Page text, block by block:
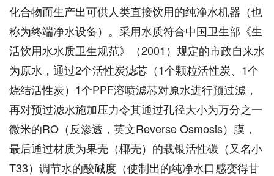
化合物而生产出可供人类直接饮用的纯净水机器（也
称为终端净水设备）。采用水质符合中国卫生部《生
活饮用水水质卫生规范》（2001）规定的市政自来水
为原水，通过2个活性炭滤芯（1个颗粒活性炭、1个
烧结活性炭）1个PPF溶喷滤芯对原水进行预过滤，
再对预过滤水施加压力令其通过孔径大小为万分之一
微米的RO（反渗透，英文Reverse Osmosis）膜，
最后通过材质为果壳（椰壳）的载银活性碳（又名小
T33）调节水的酸碱度（使制出的纯净水口感变得甘